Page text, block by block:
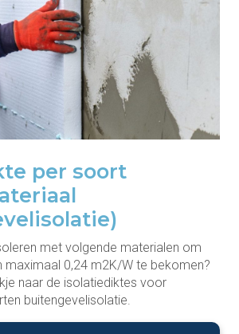
per soort
met volgende materialen om
maximaal 0,24 m2K/W te bekomen?
naar de isolatiediktes voor
buitengevelisolatie.